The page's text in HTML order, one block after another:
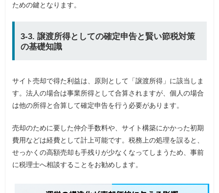
ための鍵となります。
3-3. 譲渡所得としての確定申告と賢い節税対策
の基礎知識
サイト売却で得た利益は、原則として「譲渡所得」に該当しま
す。法人の場合は事業所得として合算されますが、個人の場合
は他の所得と合算して確定申告を行う必要があります。
売却のために要した仲介手数料や、サイト構築にかかった初期
費用などは経費として計上可能です。税務上の処理を誤ると、
せっかくの高額売却も手残りが少なくなってしまうため、事前
に税理士へ相談することをお勧めします。